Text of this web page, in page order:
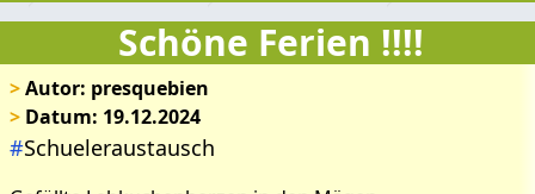
Schöne Ferien !!!!
>Autor: presquebien
> Datum: 19.12.2024
#Schueleraustausch